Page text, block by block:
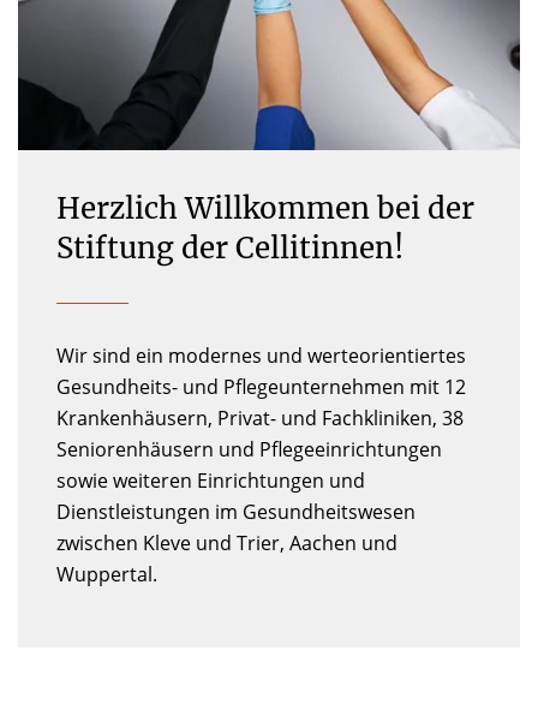
Herzlich Willkommen bei der
Stiftung der Cellitinnen!
Gesundheits- und Pflegeunternehmen mit 12
Krankenhäusern, Privat- und Fachkliniken, 38
Seniorenhäusern und Pflegeeinrichtungen
sowie weiteren Einrichtungen und
Dienstleistungen im Gesundheitswesen
zwischen Kleve und Trier, Aachen und
Wuppertal.